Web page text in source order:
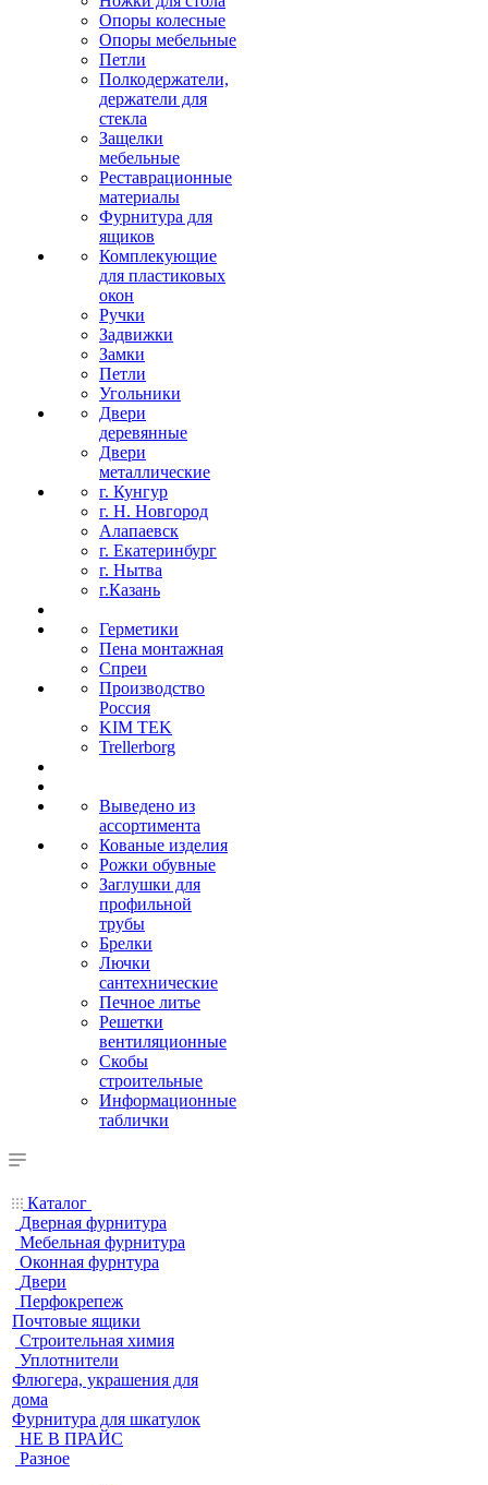
Опоры колесные
Опоры мебельные
Петли
Полкодержатели,
держатели для
стекла
Защелки
мебельные
Реставрационные
материалы
Фурнитура для
ящиков
Комплекующие
для пластиковых
окон
Ручки
Задвижки
Замки
Петли
Угольники
Двери
деревянные
Двери
металлические
г. Кунгур
г. Н. Новгород
Алапаевск
г. Екатеринбург
г. Нытва
г.Казань
Герметики
Пена монтажная
Спреи
Производство
Россия
KIM TEK
Trellerborg
Выведено из
ассортимента
Кованые изделия
Рожки обувные
Заглушки для
профильной
трубы
Брелки
Лючки
сантехнические
Печное литье
Решетки
вентиляционные
Скобы
строительные
Информационные
таблички
Каталог
Дверная фурнитура
Мебельная фурнитура
Оконная фурнтура
Двери
Перфокрепеж
Почтовые ящики
Строительная химия
Уплотнители
Флюгера, украшения для
дома
Фурнитура для шкатулок
НЕ В ПРАЙС
Разное